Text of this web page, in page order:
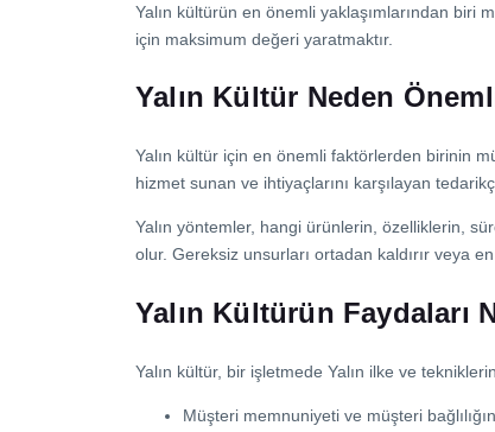
Yalın kültürün en önemli yaklaşımlarından biri
için maksimum değeri yaratmaktır.
Yalın Kültür Neden
Yalın kültür için en önemli faktörlerden birinin
hizmet sunan ve ihtiyaçlarını karşılayan
Yalın yöntemler, hangi ürünlerin, özelliklerin,
olur. Gereksiz unsurları ortadan kaldırır veya
Yalın Kültürün Faydaları
Yalın kültür, bir işletmede Yalın ilke ve
Müşteri memnuniyeti ve müşteri